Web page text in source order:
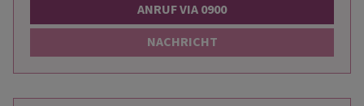
ANRUF VIA 0900
NACHRICHT